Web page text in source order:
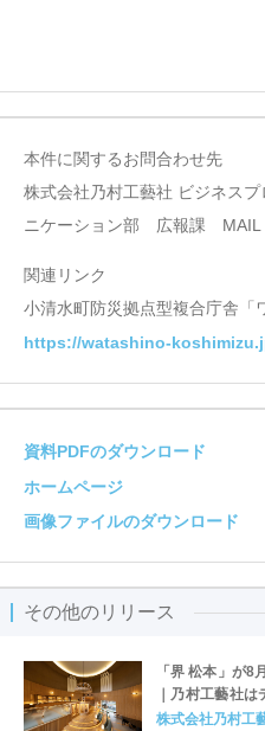
本件に関するお問合わせ先
株式会社乃村工藝社 ビジネス
ニケーション部 広報課 MAIL
関連リンク
小清水町防災拠点型複合庁舎「
https://watashino-
資料PDFのダウンロード
ホームページ
画像ファイルのダウンロード
その他のリリース
「界 松本」が8
｜乃村工藝社
ト、サインデザ
株式会社乃村工